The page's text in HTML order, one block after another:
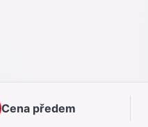
Cena předem